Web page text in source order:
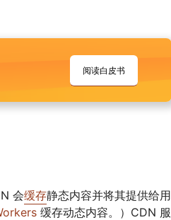
阅读白皮书
会缓存静态内容并将其提供给用
缓存动态内容。）CDN 服